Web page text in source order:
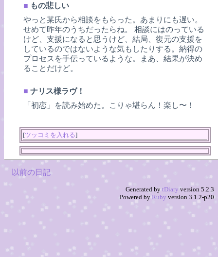
■ もの悲しい
やっと某氏から相談をもらった。あまりにも遅い。
せめて昨年のうちだったらね。 相談にはのっている
けど、支援になると思うけど、結局、復元の支援を
しているのではないような気もしたりする。納得の
プロセスを手伝っているような。まあ、結果が決め
ることだけど。
■ ナリス様ラヴ！
「初恋」を読み始めた。こりゃ堪らん！楽し〜！
[ツッコミを入れる]
以前の日記
Generated bytDiary version 5.2.3
Powered byRuby version 3.1.2-p20